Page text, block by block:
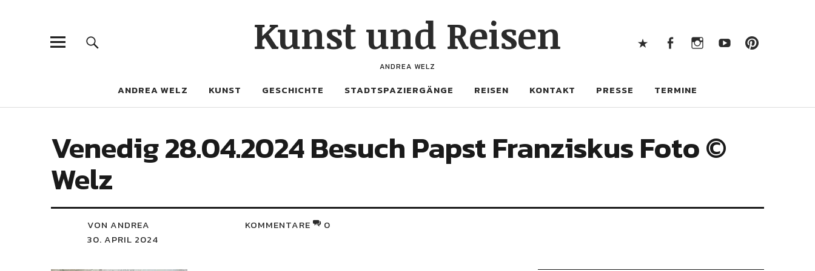
Kunst und Reisen
ANDREA WELZ
ANDREA WELZ KUNST GESCHICHTE STADTSPAZIERGÄNGE REISEN KONTAKT PRESSE TERMINE
Venedig 28.04.2024 Besuch Papst Franziskus Foto ©
Welz
VON ANDREA
30. APRIL 2024
KOMMENTARE 0